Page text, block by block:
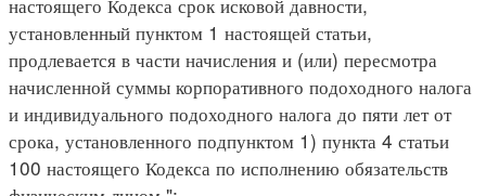
установленный пунктом 1 настоящей статьи,
продлевается в части начисления и (или) пересмотра
начисленной суммы корпоративного подоходного налога
и индивидуального подоходного налога до пяти лет от
срока, установленного подпунктом 1) пункта 4 статьи
100 настоящего Кодекса по исполнению обязательств